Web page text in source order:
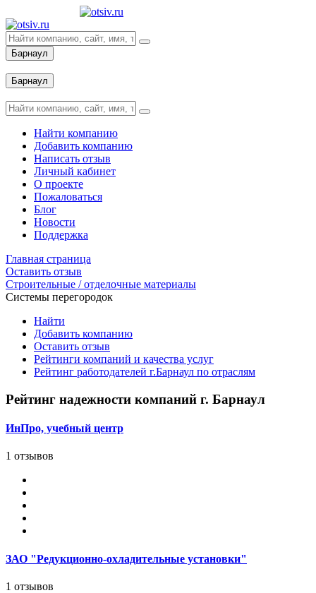
Барнаул
Барнаул
Найти компанию
Добавить компанию
Написать отзыв
Личный кабинет
О проекте
Пожаловаться
Блог
Новости
Поддержка
Главная страница
Оставить отзыв
Строительные / отделочные материалы
Системы перегородок
Найти
Добавить компанию
Оставить отзыв
Рейтинги компаний и качества услуг
Рейтинг работодателей г.Барнаул по отраслям
Рейтинг надежности компаний г. Барнаул
ИнПро, учебный центр
1 отзывов
ЗАО "Редукционно-охладительные установки"
1 отзывов